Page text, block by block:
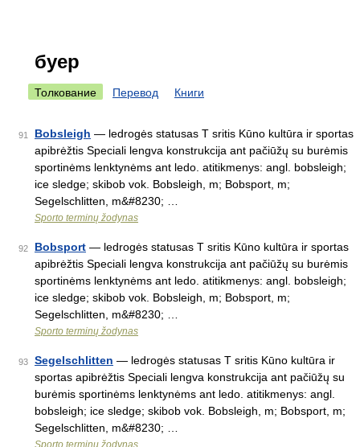
буер
Толкование Перевод Книги
91 Bobsleigh — ledrogės statusas T sritis Kūno kultūra ir sportas
apibrėžtis Speciali lengva konstrukcija ant pačiūžų su burėmis
sportinėms lenktynėms ant ledo. atitikmenys: angl. bobsleigh;
ice sledge; skibob vok. Bobsleigh, m; Bobsport, m;
Segelschlitten, m&#8230; …
Sporto terminų žodynas
92 Bobsport — ledrogės statusas T sritis Kūno kultūra ir sportas
apibrėžtis Speciali lengva konstrukcija ant pačiūžų su burėmis
sportinėms lenktynėms ant ledo. atitikmenys: angl. bobsleigh;
ice sledge; skibob vok. Bobsleigh, m; Bobsport, m;
Segelschlitten, m&#8230; …
Sporto terminų žodynas
93 Segelschlitten — ledrogės statusas T sritis Kūno kultūra ir
sportas apibrėžtis Speciali lengva konstrukcija ant pačiūžų su
burėmis sportinėms lenktynėms ant ledo. atitikmenys: angl.
bobsleigh; ice sledge; skibob vok. Bobsleigh, m; Bobsport, m;
Segelschlitten, m&#8230; …
Sporto terminų žodynas